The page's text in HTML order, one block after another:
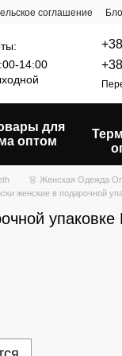
соглашение
14:00
для
оптом
👗 Женская Одежда
женские в подарочной